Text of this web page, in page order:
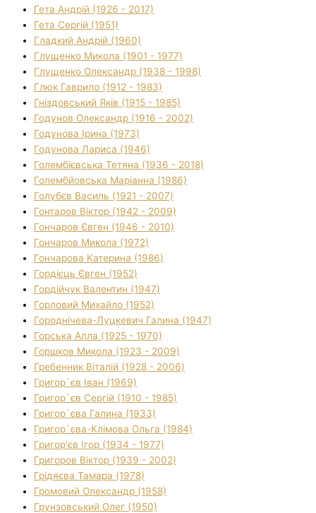
Гета Андрій (1926 - 2017)
Гета Сергій (1951)
Гладкий Андрій (1960)
Глущенко Микола (1901 - 1977)
Глущенко Олександр (1938 - 1998)
Глюк Гаврило (1912 - 1983)
Гніздовський Яків (1915 - 1985)
Годунов Олександр (1916 - 2002)
Годунова Ірина (1973)
Годунова Лариса (1946)
Голембієвська Тетяна (1936 - 2018)
Голембйовська Маріанна (1986)
Голубєв Василь (1921 - 2007)
Гонтаров Віктор (1942 - 2009)
Гончаров Євген (1946 - 2010)
Гончаров Микола (1972)
Гончарова Катерина (1986)
Гордієць Євген (1952)
Гордійчук Валентин (1947)
Горловий Михайло (1952)
Городнічева-Луцкевич Галина (1947)
Горська Алла (1925 - 1970)
Горшков Микола (1923 - 2009)
Гребенник Віталій (1928 - 2006)
Григор`єв Іван (1969)
Григор`єв Сергій (1910 - 1985)
Григор`єва Галина (1933)
Григор`єва-Клімова Ольга (1984)
Григор'єв Ігор (1934 - 1977)
Григоров Віктор (1939 - 2002)
Грідяєва Тамара (1978)
Громовий Олександр (1958)
Грунзовський Олег (1950)